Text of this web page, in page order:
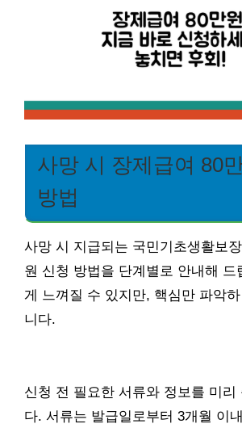
사망 시 장제급여 80
방법
사망 시 지급되는 국민기초생활보
원 신청 방법을 단계별로 안내해 드
게 느껴질 수 있지만, 핵심만 파악
니다.
신청 전 필요한 서류와 정보를 미리
다. 서류는 발급일로부터 3개월 이